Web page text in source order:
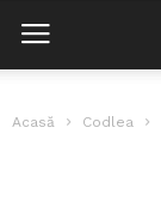
Acasă Codlea